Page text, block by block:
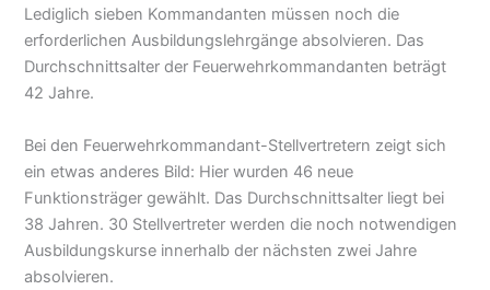
Lediglich sieben Kommandanten müssen noch die
erforderlichen Ausbildungslehrgänge absolvieren. Das
Durchschnittsalter der Feuerwehrkommandanten beträgt
42 Jahre.
Bei den Feuerwehrkommandant-Stellvertretern zeigt sich
ein etwas anderes Bild: Hier wurden 46 neue
Funktionsträger gewählt. Das Durchschnittsalter liegt bei
38 Jahren. 30 Stellvertreter werden die noch notwendigen
Ausbildungskurse innerhalb der nächsten zwei Jahre
absolvieren.